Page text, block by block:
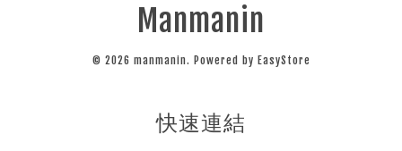
Manmanin
© 2026 manmanin. Powered by EasyStore
快速連結